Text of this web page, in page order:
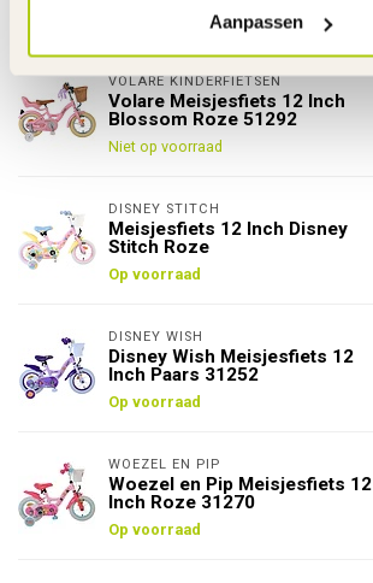
Aanpassen
Gerelateerde producten
VOLARE KINDERFIETSEN
Volare Meisjesfiets 12 Inch
Blossom Roze 51292
Niet op voorraad
DISNEY STITCH
Meisjesfiets 12 Inch Disney
Stitch Roze
Op voorraad
DISNEY WISH
Disney Wish Meisjesfiets 12
Inch Paars 31252
Op voorraad
WOEZEL EN PIP
Woezel en Pip Meisjesfiets 12
Inch Roze 31270
Op voorraad